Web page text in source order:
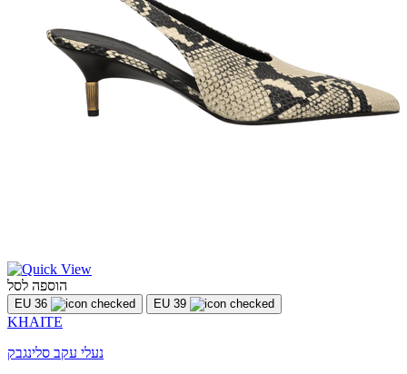
הוספה לסל
EU 36 EU 39
KHAITE
נעלי עקב סלינגבק